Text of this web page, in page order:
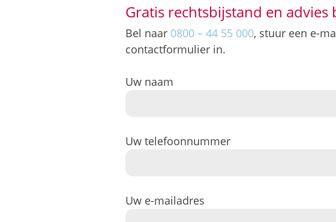
Gratis rechtsbijstand en advies
Bel naar 0800 – 44 55 000, stuur een e-
contactformulier in.
Uw naam
Uw telefoonnummer
Uw e-mailadres